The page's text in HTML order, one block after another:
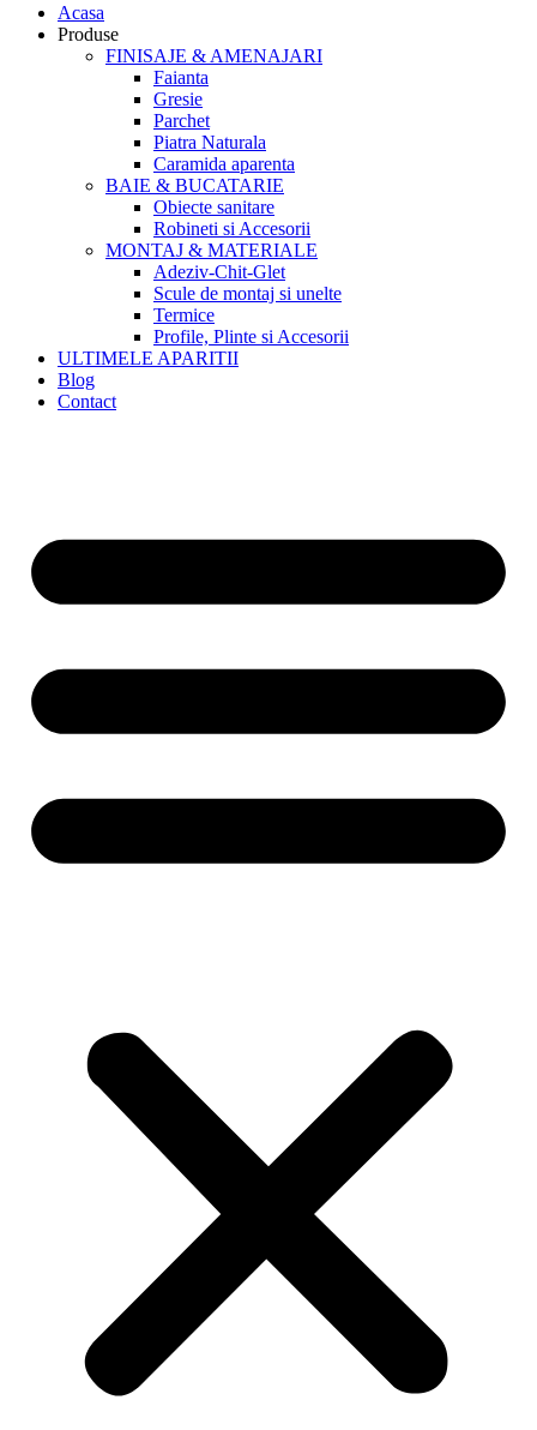
Acasa
Produse
FINISAJE & AMENAJARI
Faianta
Gresie
Parchet
Piatra Naturala
Caramida aparenta
BAIE & BUCATARIE
Obiecte sanitare
Robineti si Accesorii
MONTAJ & MATERIALE
Adeziv-Chit-Glet
Scule de montaj si unelte
Termice
Profile, Plinte si Accesorii
ULTIMELE APARITII
Blog
Contact